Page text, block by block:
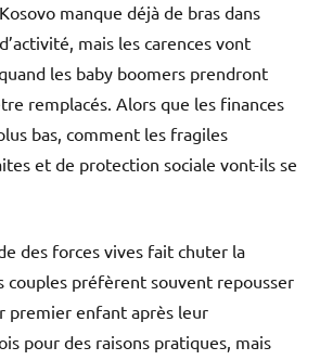
manque déjà de bras dans
mais les carences vont
les baby boomers prendront
remplacés. Alors que les finances
bas, comment les fragiles
et de protection sociale vont-ils se
des forces vives fait chuter la
couples préfèrent souvent repousser
premier enfant après leur
pour des raisons pratiques, mais